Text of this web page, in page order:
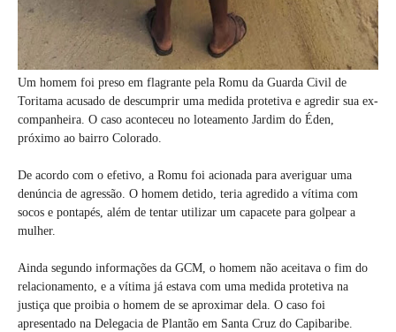
Um homem foi preso em flagrante pela Romu da Guarda Civil de
Toritama acusado de descumprir uma medida protetiva e agredir sua ex-
companheira. O caso aconteceu no loteamento Jardim do Éden,
próximo ao bairro Colorado.
De acordo com o efetivo, a Romu foi acionada para averiguar uma
denúncia de agressão. O homem detido, teria agredido a vítima com
socos e pontapés, além de tentar utilizar um capacete para golpear a
mulher.
Ainda segundo informações da GCM, o homem não aceitava o fim do
relacionamento, e a vítima já estava com uma medida protetiva na
justiça que proibia o homem de se aproximar dela. O caso foi
apresentado na Delegacia de Plantão em Santa Cruz do Capibaribe.